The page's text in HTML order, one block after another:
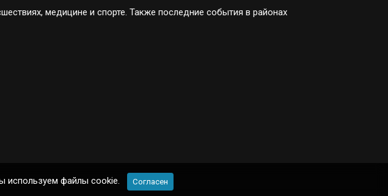
медицине и спорте. Также последние события в районах
используем файлы cookie. Согласен